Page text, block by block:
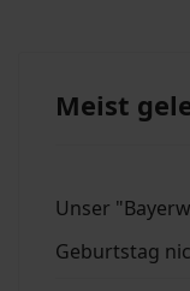
Meist
Unser
Geburtstag